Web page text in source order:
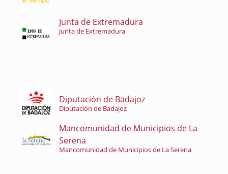
Junta de Extremadura
Junta de Extremadura
Diputación de Badajoz
Diputación de Badajoz
Mancomunidad de Municipios de La
Serena
Mancomunidad de Municipios de La Serena